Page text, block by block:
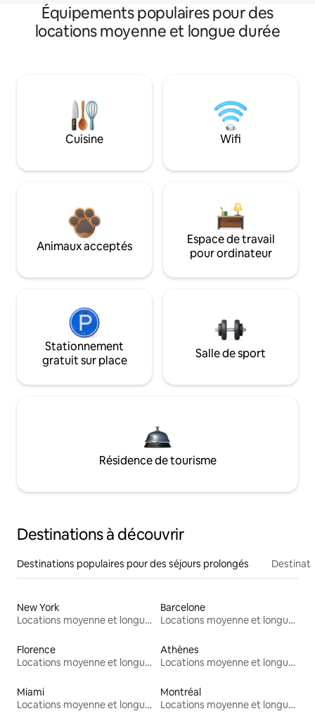
Équipements populaires pour des
locations moyenne et longue durée
Cuisine Wifi
Animaux acceptés
Espace de travail
pour ordinateur
Stationnement
gratuit sur place
Salle de sport
Résidence de tourisme
Destinations à découvrir
Destinations populaires pour des séjours prolongés
New York
Locations moyenne et longue durée
Barcelone
Locations moyenne et longue durée
Florence
Locations moyenne et longue durée
Athènes
Locations moyenne et longue durée
Miami
Locations moyenne et longue durée
Montréal
Locations moyenne et longue durée